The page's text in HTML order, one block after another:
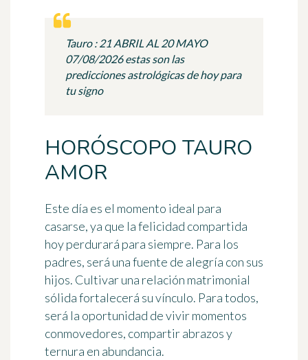
Tauro : 21 ABRIL AL 20 MAYO
07/08/2026 estas son las
predicciones astrológicas de hoy para
tu signo
HORÓSCOPO TAURO
AMOR
Este día es el momento ideal para
casarse, ya que la felicidad compartida
hoy perdurará para siempre. Para los
padres, será una fuente de alegría con sus
hijos. Cultivar una relación matrimonial
sólida fortalecerá su vínculo. Para todos,
será la oportunidad de vivir momentos
conmovedores, compartir abrazos y
ternura en abundancia.